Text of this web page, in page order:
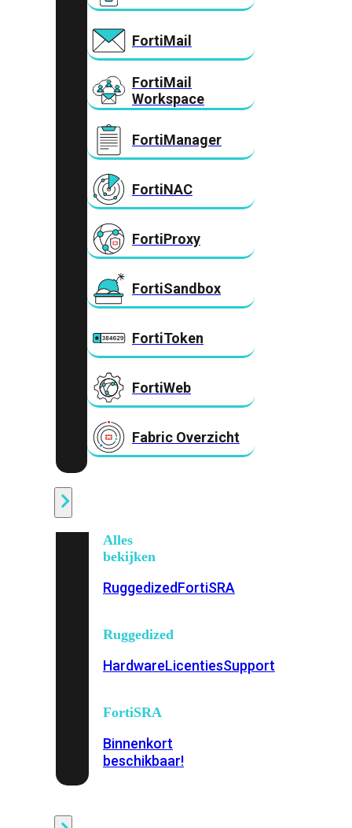
FortiMail
FortiMail
Workspace
FortiManager
FortiNAC
FortiProxy
FortiSandbox
FortiToken
FortiWeb
Fabric Overzicht
Alles
bekijken
RuggedizedFortiSRA
Ruggedized
HardwareLicentiesSupport
FortiSRA
Binnenkort
beschikbaar!